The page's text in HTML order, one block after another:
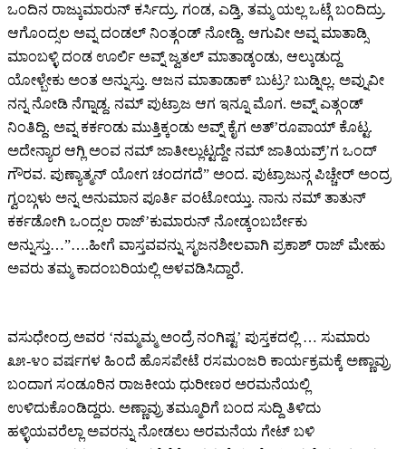
ಒಂದಿನ ರಾಜ್ಕುಮಾರುನ್ ಕರ್ಸಿದ್ರು. ಗಂಡ, ಎಡ್ತಿ, ತಮ್ಮ ಯಲ್ಲ ಒಟ್ಗೆ ಬಂದಿದ್ರು.
ಆಗೊಂದ್ಸಲ ಅವ್ನ ದಂಡಲ್ ನಿಂತ್ಗಂಡ್ ನೋಡ್ದಿ. ಆಗುವೀ ಅವ್ನ ಮಾತಾಡ್ಸಿ
ಮಾಂಬಳ್ಳಿ ದಂಡ ಊರ್ಲಿ ಅವ್ನ್ ಜ್ವತಲ್ ಮಾತಾಡ್ಕಂಡು, ಆಲ್ಕುಡುದ್ದ
ಯೋಳ್ಬೇಕು ಅಂತ ಅನ್ನುಸ್ತು. ಆಜನ ಮಾತಾಡಾಕ್ ಬುಟ್ರ? ಬುಡ್ನಿಲ್ಲ. ಅವ್ನುವೀ
ನನ್ನ ನೋಡಿ ನೆಗ್ನಾಡ್ದ. ನಮ್ ಪುಟ್ರಾಜ ಆಗ ಇನ್ನೂ ಮೊಗ. ಅವ್ನ್ ಎತ್ಗಂಡ್
ನಿಂತಿದ್ದಿ. ಅವ್ನ ಕರ್ಕಂಡು ಮುತ್ತಿಕ್ಕಂಡು ಅವ್ನ್ ಕೈಗ ಅತ್’ರೂಪಾಯ್ ಕೊಟ್ಟ.
ಅದೇನ್ಯಾರ ಆಗ್ಲಿ ಅಂವ ನಮ್ ಜಾತೀಲ್ಲುಟ್ಟದ್ದೇ ನಮ್ ಜಾತಿಯವ್ರ್’ಗ ಒಂದ್
ಗೌರವ. ಪುಣ್ಯಾತ್ಮನ್ ಯೋಗ ಚಂದಗದೆ” ಅಂದ. ಪುಟ್ರಾಜುನ್ಗ ಪಿಚ್ಚೇರ್ ಅಂದ್ರ
ಗ್ವಂಬ್ಗಳು ಅನ್ನ ಅನುಮಾನ ಪೂರ್ತಿ ವಂಟೋಯ್ತು. ನಾನು ನಮ್ ತಾತುನ್
ಕರ್ಕಡೋಗಿ ಒಂದ್ಸಲ ರಾಜ್’ಕುಮಾರುನ್ ನೋಡ್ಕಂಬರ್ಬೇಕು
ಅನ್ನುಸ್ತು…”….ಹೀಗೆ ವಾಸ್ತವವನ್ನು ಸೃಜನಶೀಲವಾಗಿ ಪ್ರಕಾಶ್ ರಾಜ್ ಮೇಹು
ಅವರು ತಮ್ಮ ಕಾದಂಬರಿಯಲ್ಲಿ ಅಳವಡಿಸಿದ್ದಾರೆ.
ವಸುಧೇಂದ್ರ ಅವರ ‘ನಮ್ಮಮ್ಮ ಅಂದ್ರೆ ನಂಗಿಷ್ಟ’ ಪುಸ್ತಕದಲ್ಲಿ … ಸುಮಾರು
೩೫-೪೦ ವರ್ಷಗಳ ಹಿಂದೆ ಹೊಸಪೇಟೆ ರಸಮಂಜರಿ ಕಾರ್ಯಕ್ರಮಕ್ಕೆ ಅಣ್ಣಾವ್ರು
ಬಂದಾಗ ಸಂಡೂರಿನ ರಾಜಕೀಯ ಧುರೀಣರ ಅರಮನೆಯಲ್ಲಿ
ಉಳಿದುಕೊಂಡಿದ್ದರು. ಅಣ್ಣಾವ್ರು ತಮ್ಮೂರಿಗೆ ಬಂದ ಸುದ್ದಿ ತಿಳಿದು
ಹಳ್ಳಿಯವರೆಲ್ಲಾ ಅವರನ್ನು ನೋಡಲು ಅರಮನೆಯ ಗೇಟ್ ಬಳಿ